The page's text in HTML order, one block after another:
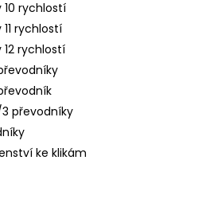
10 rychlostí
rychlostí
12 rychlostí
3 převodníky
ke klikám